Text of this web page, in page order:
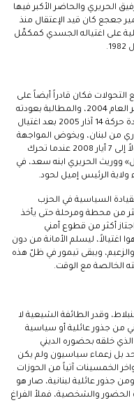
الحريري والحاضر الأكبر فيها
جعجع كان قيد الإعتقال منذ
الفعلية على اغتياله الجسدي كمكمِّل
فكان قادراً أيضاً على
زيارة منزل سمير جعجع في يسوع الملك، أواخر العام 2004، والمطالبة بعودته
إلى الحرية والعمل السياسي قبل أن يتولى قيادة حركة 14 آذار 2005 بعد اغتيال
من لبنان، ويخوض المواجهة
ضد «حزب الله» المتهم باغتيال الحريري، وصولاً إلى 7 أيار 2008 عندما تحرك
ووريث الحريري ابنه سعد، في
ولاية الرئيس إميل لحود.
القيادة السياسية في الحزب
من محطة ومرحلة حتى يأخذ
اجتاز أكثر من قطوع أمني
اغتيالاً، ليسلم الأمانة من دون
ويبقى تيمور في ظلّ هذه
الخالصة مع الوقت.
وقدر الطائفة الشيعية لا
من جذور عائلية أو سياسية
خلقه بحضوره الديني
بل زعماء سياسيون ولم يكن
الخمسينات آتياً من الحوزات
جذور عائلية لبنانية، صار هو
الحضور والشخصية، فملأ الفراغ